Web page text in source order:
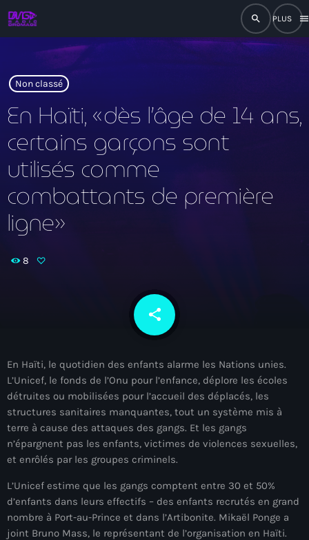
search
menu
close
play_arrow RADIO DROMAGE
Accueil
Programmation
Actualités
Blog Grid Sidebar
Contact
Archives
Non classé
En Haïti, «dès l’âge de 14 ans,
certains garçons sont
utilisés comme
combattants de première
ligne»
8
share
email
En Haïti, le quotidien des enfants alarme les Nations unies.
L’Unicef, le fonds de l’Onu pour l’enfance, déplore les écoles
détruites ou mobilisées pour l’accueil des déplacés, les
structures sanitaires manquantes, tout un système mis à
terre à cause des attaques des gangs. Et les gangs
n’épargnent pas les enfants, victimes de violences sexuelles,
et enrôlés par les groupes criminels.
L’Unicef estime que les gangs comptent entre 30 et 50%
d’enfants dans leurs effectifs – des enfants recrutés en grand
nombre à Port-au-Prince et dans l’Artibonite. Mikaël Ponge a
joint Bruno Mass, le représentant de l’organisation en Haïti.